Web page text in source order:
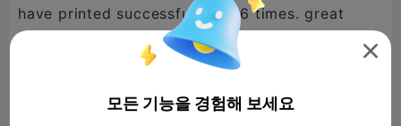
have printed successfully ~5-6 times. great
quality in various sizes.

모든 기능을 경험해 보세요